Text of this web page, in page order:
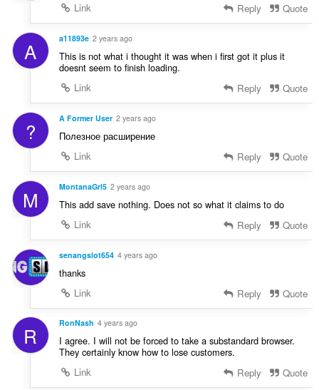
Link
Reply Quote
A a11893e 2 years ago
This is not what i thought it was when i first got it plus it
doesnt seem to finish loading.
Link
Reply Quote
? A Former User 2 years ago
Полезное расширение
Link
Reply Quote
M MontanaGrl5 2 years ago
This add save nothing. Does not so what it claims to do
Link
Reply Quote
senangslot654 4 years ago
thanks
Link
Reply Quote
R RonNash 4 years ago
I agree. I will not be forced to take a substandard browser.
They certainly know how to lose customers.
Link
Reply Quote